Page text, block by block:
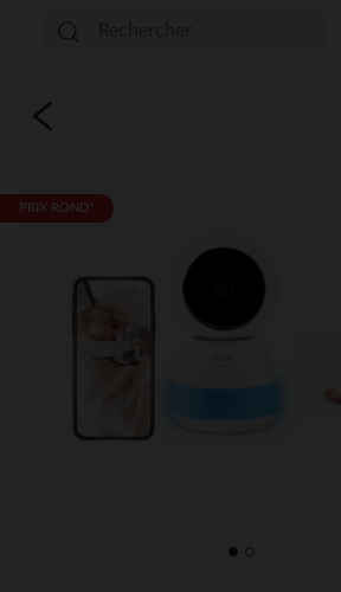
PRIX ROND*